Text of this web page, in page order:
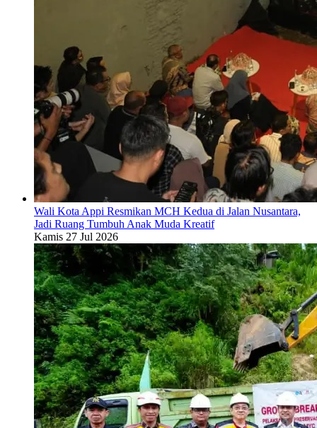
Wali Kota Appi Resmikan MCH Kedua di Jalan Nusantara,
Jadi Ruang Tumbuh Anak Muda Kreatif
Kamis 27 Jul 2026